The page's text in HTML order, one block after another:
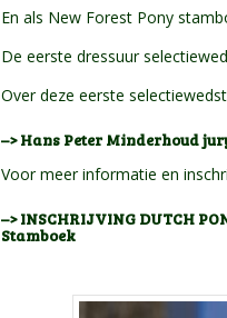
En als New Forest Pony
De eerste dressuur
Over deze eerste
–> Hans Peter Minderhoud
Voor meer informatie en
–> INSCHRIJVING DUTCH
Stamboek